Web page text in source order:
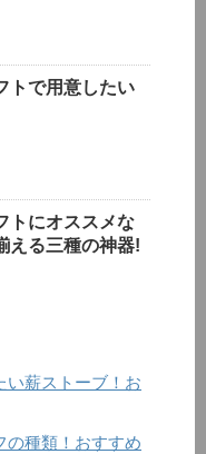
トで用意したい
トにオススメな
る三種の神器!
い薪ストーブ！お
の種類！おすすめ